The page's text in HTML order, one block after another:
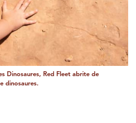
Dinosaures, Red Fleet abrite de
dinosaures.